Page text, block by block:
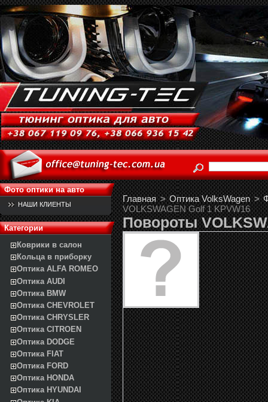
Фото оптики на авто
НАШИ КЛИЕНТЫ
Категории
Коврики в салон
Кольца в приборку
Оптика ALFA ROMEO
Оптика AUDI
Оптика BMW
Оптика CHEVROLET
Оптика CHRYSLER
Оптика CITROEN
Оптика DODGE
Оптика FIAT
Оптика FORD
Оптика HONDA
Оптика HYUNDAI
Главная > Оптика VolksWagen >
VOLKSWAGEN Golf 1 KPVW16
Повороты